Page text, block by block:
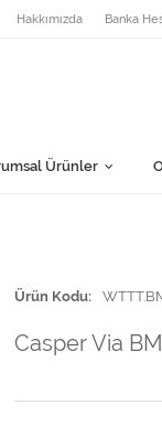
Hakkımızda Banka
Ürünler
Ürün Kodu
Casper Via